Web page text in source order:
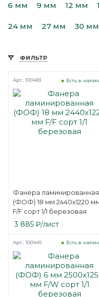
6 мм 9 мм 12 мм
24 мм 27 мм 30 мм
ФИЛЬТР
Фанера ламинированная
(ФОФ) 18 мм 2440х1220
F/F сорт 1/1 березовая
Есть в
Арт.: 100483
3 885 ₽/лист
Есть в
Арт.: 100449